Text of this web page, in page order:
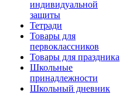
индивидуальной
защиты
Тетради
Товары для
первоклассников
Товары для праздника
Школьные
принадлежности
Школьный дневник